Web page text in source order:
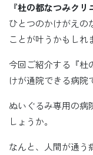
『杜の都なつみクリ
ひとつのかけがえの
ことが叶うかもしれ
今回ご紹介する『杜
けが通院できる病院
ぬいぐるみ専用の病
しょうか。
なんと、人間が通う